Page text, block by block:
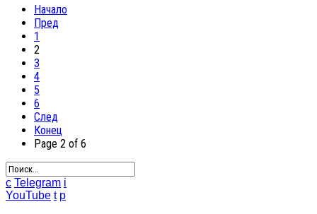
Начало
Пред
1
2
3
4
5
6
След
Конец
Page 2 of 6
c Telegram i
YouTube t p